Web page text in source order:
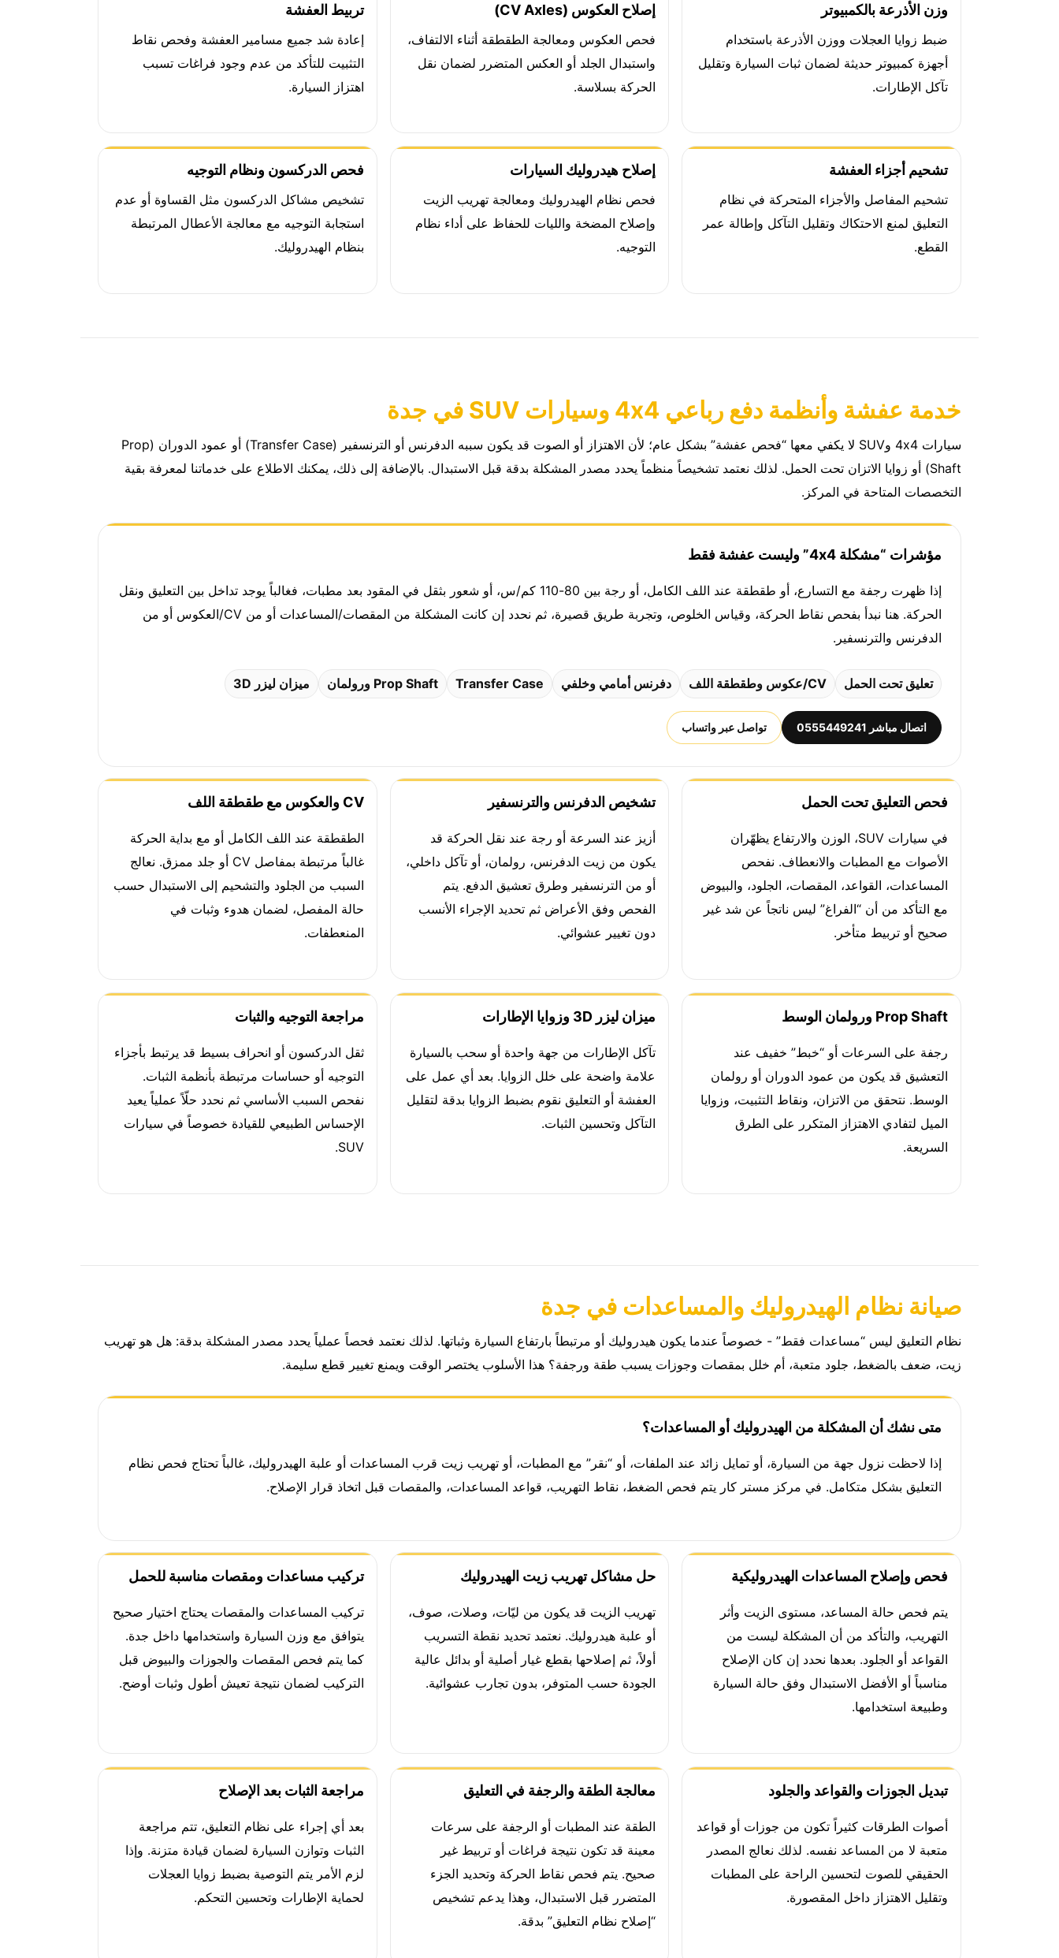
وزن الأذرعة بالكمبيوتر
ضبط زوايا العجلات ووزن الأذرعة باستخدام
أجهزة كمبيوتر حديثة لضمان ثبات السيارة وتقليل
تآكل الإطارات.
إصلاح العكوس (CV Axles)
فحص العكوس ومعالجة الطقطقة أثناء الالتفاف،
واستبدال الجلد أو العكس المتضرر لضمان نقل
الحركة بسلاسة.
تربيط العفشة
إعادة شد جميع مسامير العفشة وفحص نقاط
التثبيت للتأكد من عدم وجود فراغات تسبب
اهتزاز السيارة.
تشحيم أجزاء العفشة
تشحيم المفاصل والأجزاء المتحركة في نظام
التعليق لمنع الاحتكاك وتقليل التآكل وإطالة عمر
القطع.
إصلاح هيدروليك السيارات
فحص نظام الهيدروليك ومعالجة تهريب الزيت
وإصلاح المضخة والليات للحفاظ على أداء نظام
التوجيه.
فحص الدركسون ونظام التوجيه
تشخيص مشاكل الدركسون مثل القساوة أو عدم
استجابة التوجيه مع معالجة الأعطال المرتبطة
بنظام الهيدروليك.
خدمة عفشة وأنظمة دفع رباعي 4x4 وسيارات SUV في جدة
سيارات 4x4 وSUV لا يكفي معها “فحص عفشة” بشكل عام؛ لأن الاهتزاز أو الصوت قد يكون سببه الدفرنس أو الترنسفير (Transfer Case) أو عمود الدوران (Prop
Shaft) أو زوايا الاتزان تحت الحمل. لذلك نعتمد تشخيصاً منظماً يحدد مصدر المشكلة بدقة قبل الاستبدال. بالإضافة إلى ذلك، يمكنك الاطلاع على
خدماتنا لمعرفة بقية
التخصصات المتاحة في المركز.
مؤشرات “مشكلة 4x4” وليست عفشة فقط
إذا ظهرت رجفة مع التسارع، أو طقطقة عند اللف الكامل، أو رجة بين 80-110 كم/س، أو شعور بثقل في المقود بعد مطبات، فغالباً يوجد تداخل بين التعليق ونقل
الحركة. هنا نبدأ بفحص نقاط الحركة، وقياس الخلوص، وتجربة طريق قصيرة، ثم نحدد إن كانت المشكلة من المقصات/المساعدات أو من CV/العكوس أو من
الدفرنس والترنسفير.
تعليق تحت الحمل CV/عكوس وطقطقة اللف دفرنس أمامي وخلفي Transfer Case Prop Shaft ورولمان ميزان ليزر 3D
اتصال مباشر 0555449241 تواصل عبر واتساب
فحص التعليق تحت الحمل
في سيارات SUV، الوزن والارتفاع يظهّران
الأصوات مع المطبات والانعطاف. نفحص
المساعدات، القواعد، المقصات، الجلود، والبيوض
مع التأكد من أن “الفراغ” ليس ناتجاً عن شد غير
صحيح أو تربيط متأخر.
تشخيص الدفرنس والترنسفير
أزيز عند السرعة أو رجة عند نقل الحركة قد
يكون من زيت الدفرنس، رولمان، أو تآكل داخلي،
أو من الترنسفير وطرق تعشيق الدفع. يتم
الفحص وفق الأعراض ثم تحديد الإجراء الأنسب
دون تغيير عشوائي.
CV والعكوس مع طقطقة اللف
الطقطقة عند اللف الكامل أو مع بداية الحركة
غالباً مرتبطة بمفاصل CV أو جلد ممزق. نعالج
السبب من الجلود والتشحيم إلى الاستبدال حسب
حالة المفصل، لضمان هدوء وثبات في
المنعطفات.
Prop Shaft ورولمان الوسط
رجفة على السرعات أو “خبط” خفيف عند
التعشيق قد يكون من عمود الدوران أو رولمان
الوسط. نتحقق من الاتزان، ونقاط التثبيت، وزوايا
الميل لتفادي الاهتزاز المتكرر على الطرق
السريعة.
ميزان ليزر 3D وزوايا الإطارات
تآكل الإطارات من جهة واحدة أو سحب بالسيارة
علامة واضحة على خلل الزوايا. بعد أي عمل على
العفشة أو التعليق نقوم بضبط الزوايا بدقة لتقليل
التآكل وتحسين الثبات.
مراجعة التوجيه والثبات
ثقل الدركسون أو انحراف بسيط قد يرتبط بأجزاء
التوجيه أو حساسات مرتبطة بأنظمة الثبات.
نفحص السبب الأساسي ثم نحدد حلّاً عملياً يعيد
الإحساس الطبيعي للقيادة خصوصاً في سيارات
SUV.
صيانة نظام الهيدروليك والمساعدات في جدة
نظام التعليق ليس “مساعدات فقط” - خصوصاً عندما يكون هيدروليك أو مرتبطاً بارتفاع السيارة وثباتها. لذلك نعتمد فحصاً عملياً يحدد مصدر المشكلة بدقة: هل هو تهريب
زيت، ضعف بالضغط، جلود متعبة، أم خلل بمقصات وجوزات يسبب طقة ورجفة؟ هذا الأسلوب يختصر الوقت ويمنع تغيير قطع سليمة.
متى نشك أن المشكلة من الهيدروليك أو المساعدات؟
إذا لاحظت نزول جهة من السيارة، أو تمايل زائد عند الملفات، أو “نقر” مع المطبات، أو تهريب زيت قرب المساعدات أو علبة الهيدروليك، غالباً تحتاج فحص نظام
التعليق بشكل متكامل. في مركز مستر كار يتم فحص الضغط، نقاط التهريب، قواعد المساعدات، والمقصات قبل اتخاذ قرار الإصلاح.
فحص وإصلاح المساعدات الهيدروليكية
يتم فحص حالة المساعد، مستوى الزيت وأثر
التهريب، والتأكد من أن المشكلة ليست من
القواعد أو الجلود. بعدها نحدد إن كان الإصلاح
مناسباً أو الأفضل الاستبدال وفق حالة السيارة
وطبيعة استخدامها.
حل مشاكل تهريب زيت الهيدروليك
تهريب الزيت قد يكون من ليّات، وصلات، صوف،
أو علبة هيدروليك. نعتمد تحديد نقطة التسريب
أولاً، ثم إصلاحها بقطع غيار أصلية أو بدائل عالية
الجودة حسب المتوفر، بدون تجارب عشوائية.
تركيب مساعدات ومقصات مناسبة للحمل
تركيب المساعدات والمقصات يحتاج اختيار صحيح
يتوافق مع وزن السيارة واستخدامها داخل جدة.
كما يتم فحص المقصات والجوزات والبيوض قبل
التركيب لضمان نتيجة تعيش أطول وثبات أوضح.
تبديل الجوزات والقواعد والجلود
أصوات الطرقات كثيراً تكون من جوزات أو قواعد
متعبة لا من المساعد نفسه. لذلك نعالج المصدر
الحقيقي للصوت لتحسين الراحة على المطبات
وتقليل الاهتزاز داخل المقصورة.
معالجة الطقة والرجفة في التعليق
الطقة عند المطبات أو الرجفة على سرعات
معينة قد تكون نتيجة فراغات أو تربيط غير
صحيح. يتم فحص نقاط الحركة وتحديد الجزء
المتضرر قبل الاستبدال، وهذا يدعم تشخيص
“إصلاح نظام التعليق” بدقة.
مراجعة الثبات بعد الإصلاح
بعد أي إجراء على نظام التعليق، تتم مراجعة
الثبات وتوازن السيارة لضمان قيادة متزنة. وإذا
لزم الأمر يتم التوصية بضبط زوايا العجلات
لحماية الإطارات وتحسين التحكم.